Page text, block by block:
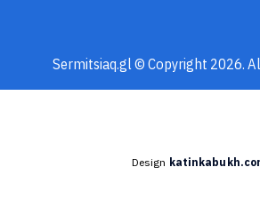
Sermitsiaq.gl © Copyright 2026.
Design